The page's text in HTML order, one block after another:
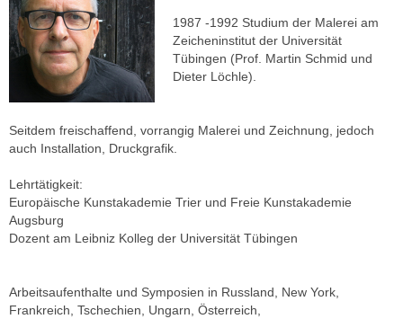
1987 -1992 Studium der Malerei am
Zeicheninstitut der Universität
Tübingen (Prof. Martin Schmid und
Dieter Löchle).
Seitdem freischaffend, vorrangig Malerei und Zeichnung, jedoch
auch Installation, Druckgrafik.
Lehrtätigkeit:
Europäische Kunstakademie Trier und Freie Kunstakademie
Augsburg
Dozent am Leibniz Kolleg der Universität Tübingen
Arbeitsaufenthalte und Symposien in Russland, New York,
Frankreich, Tschechien, Ungarn, Österreich,